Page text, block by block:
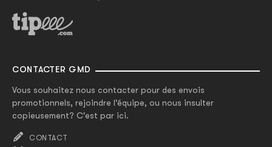
CONTACTER GMD
Vous souhaitez nous contacter pour des envois
promotionnels, rejoindre l'équipe, ou nous insulter
copieusement? C'est par ici.
CONTACT